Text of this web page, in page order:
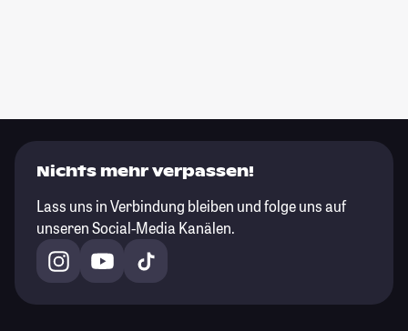
Nichts mehr verpassen!
Lass uns in Verbindung bleiben und folge uns auf
unseren Social-Media Kanälen.